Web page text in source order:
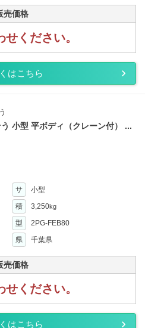
売価格
ください。
はこちら
小型 平ボディ（クレーン付） ...
サ
小型
積 3,250kg
型
2PG-FEB80
県 千葉県
売価格
ください。
はこちら